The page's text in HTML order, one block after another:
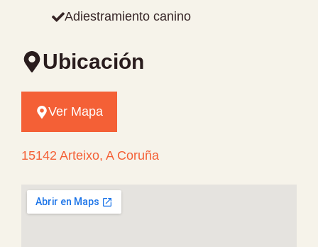
Adiestramiento canino
Ubicación
Ver Mapa
15142 Arteixo, A Coruña